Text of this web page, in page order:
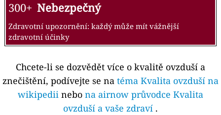
300+ Nebezpečný
Zdravotní upozornění: každý může mít vážnější
zdravotní účinky
Chcete-li se dozvědět více o kvalitě ovzduší a
znečištění, podívejte se na téma Kvalita ovzduší na
wikipedii nebo na airnow průvodce Kvalita
ovzduší a vaše zdraví .